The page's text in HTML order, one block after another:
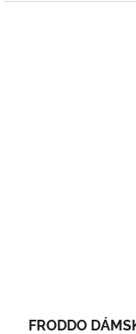
FRODDO